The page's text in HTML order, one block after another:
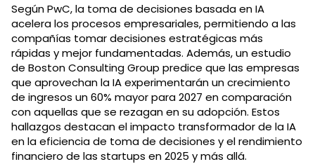
Según PwC, la toma de decisiones basada en IA
acelera los procesos empresariales, permitiendo a las
compañías tomar decisiones estratégicas más
rápidas y mejor fundamentadas. Además, un estudio
de Boston Consulting Group predice que las empresas
que aprovechan la IA experimentarán un crecimiento
de ingresos un 60% mayor para 2027 en comparación
con aquellas que se rezagan en su adopción. Estos
hallazgos destacan el impacto transformador de la IA
en la eficiencia de toma de decisiones y el rendimiento
financiero de las startups en 2025 y más allá.